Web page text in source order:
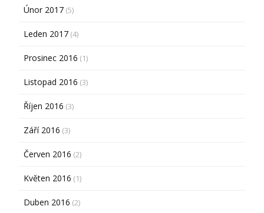
Únor 2017 (5)
Leden 2017 (4)
Prosinec 2016 (1)
Listopad 2016 (3)
Říjen 2016 (3)
Září 2016 (3)
Červen 2016 (2)
Květen 2016 (1)
Duben 2016 (2)